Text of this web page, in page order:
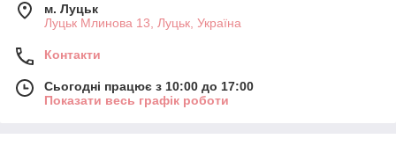
м. Луцьк
Луцьк Млинова 13, Луцьк, Україна
Контакти
Сьогодні працює з 10:00 до 17:00
Показати весь графік роботи